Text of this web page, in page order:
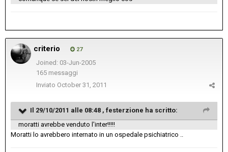
criterio 27
Joined: 03-Jun-2005
165 messaggi
Inviato October 31, 2011
Il 29/10/2011 alle 08:48 , festerzione ha scritto:
moratti avrebbe venduto l'inter!!!!!
Moratti lo avrebbero internato in un ospedale psichiatrico ..